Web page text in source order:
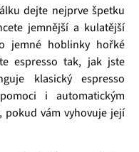
dejte nejprve špetku
jemnější a kulatější
jemné hoblinky hořké
espresso tak, jak jste
klasický espresso
i automatickým
pokud vám vyhovuje její